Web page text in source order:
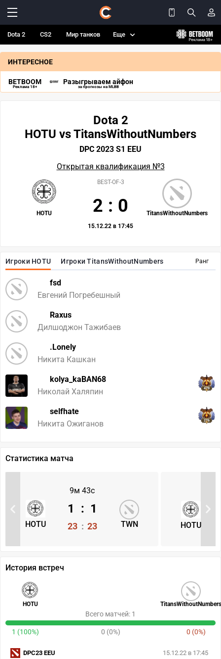
Dota 2 CS2 Мир танков Еще
ИНТЕРЕСНОЕ
BETBOOM
Реклама 18+
Разыгрываем айфон
за прогнозы на MLBB
Ранг
Игроки HOTU Игроки TitansWithoutNumbers
fsd
Евгений Погребешный
Raxus
Дилшоджон Тажибаев
.Lonely
Никита Кашкан
kolya_kaBAN68
Николай Халяпин
479
selfhate
Никита Ожиганов
276
Dota 2
HOTU vs TitansWithoutNumbers
DPC 2023 S1 EEU
Открытая квалификация №3
HOTU TitansWithoutNumbers
BEST-OF-3
2 : 0
15.12.22 в 17:45
Статистика матча
9м 43с
HOTU TWN
1 : 1
23 : 23 HOTU
История встреч
HOTU TitansWithoutNumbers
Всего матчей: 1
1 (100%) 0 (0%) 0 (0%)
15.12.22 в 17:45
DPC23 EEU